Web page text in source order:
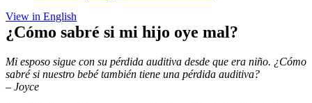
View in English
¿Cómo sabré si mi hijo oye mal?
Mi esposo sigue con su pérdida auditiva desde que era niño. ¿Cómo
sabré si nuestro bebé también tiene una pérdida auditiva?
– Joyce